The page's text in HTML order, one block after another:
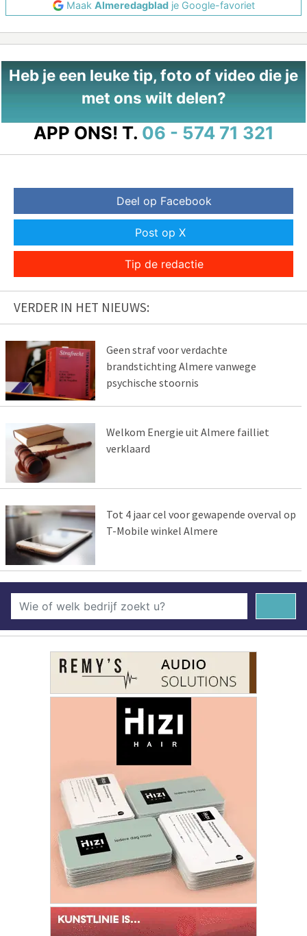
Maak Almeredagbladje Google-favoriet
Heb je een leuke tip, foto of video die je
met ons wilt delen?
APP ONS! T. 06 - 574 71 321
Deel op Facebook
Post op X
Tip de redactie
VERDER IN HET NIEUWS:
Geen straf voor verdachte
brandstichting Almere vanwege
psychische stoornis
Welkom Energie uit Almere failliet
verklaard
Tot 4 jaar cel voor gewapende overval op
T-Mobile winkel Almere